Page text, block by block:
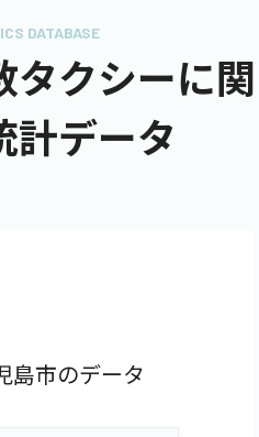
DATABASE
タクシーに関
計データ
島市のデータ